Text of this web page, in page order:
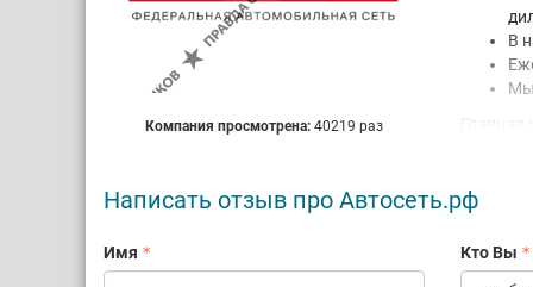
Компания просмотрена: 40219 раз
В
Мы
высоко
Написать отзыв про Автосеть.рф
Имя Кто Вы